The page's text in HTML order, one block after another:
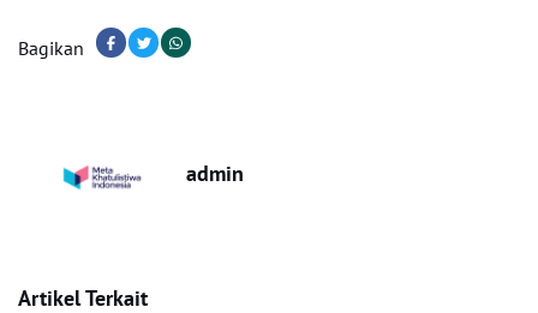
Bagikan
admin
Artikel Terkait